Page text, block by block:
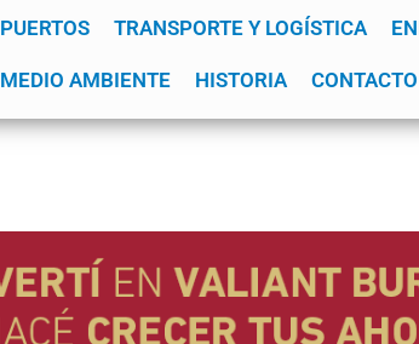
PUERTOS TRANSPORTE Y LOGÍSTICA
MEDIO AMBIENTE HISTORIA CONTACTO
YPF GNL Mar del Plata Patagonia